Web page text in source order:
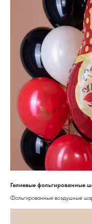
Гелиевые
Фольгированные воздушные